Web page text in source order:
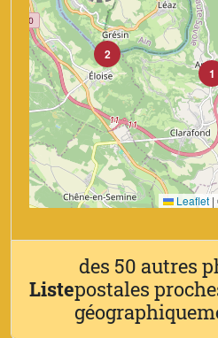
1
2
Leaflet |
Liste
des 50 autres
postales